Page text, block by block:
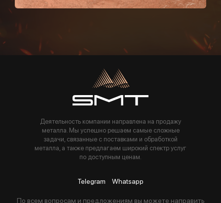
Пользуясь данной формой вы соглашаетесь с политикой компании
Деятельность компании направлена на продажу
металла. Мы успешно решаем самые сложные
задачи, связанные с поставками и обработкой
металла, а также предлагаем широкий спектр услуг
по доступным ценам.
Telegram Whatsapp
По всем вопросам и предложениям вы можете направить